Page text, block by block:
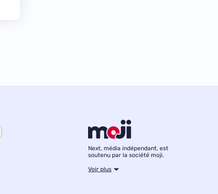
Next, média indépendant, est
soutenu par la société moji.
Voir plus